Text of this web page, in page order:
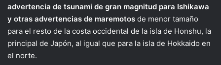
advertencia de tsunami de gran magnitud para Ishikawa
y otras advertencias de maremotos de menor tamaño
para el resto de la costa occidental de la isla de Honshu, la
principal de Japón, al igual que para la isla de Hokkaido en
el norte.